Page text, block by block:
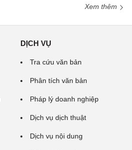
Xem thêm
DỊCH VỤ
Tra cứu văn bản
Phân tích văn bản
Pháp lý doanh nghiệp
Dịch vụ dịch thuật
Dịch vụ nội dung